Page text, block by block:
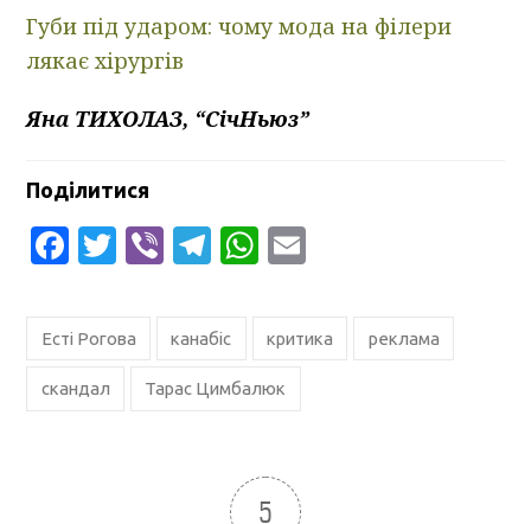
Губи під ударом: чому мода на філери
лякає хірургів
Яна ТИХОЛАЗ, “СічНьюз”
Поділитися
Facebook
Twitter
ViberTelegram
WhatsApp
Есті Рогова канабіс критика реклама
скандал Тарас Цимбалюк
5